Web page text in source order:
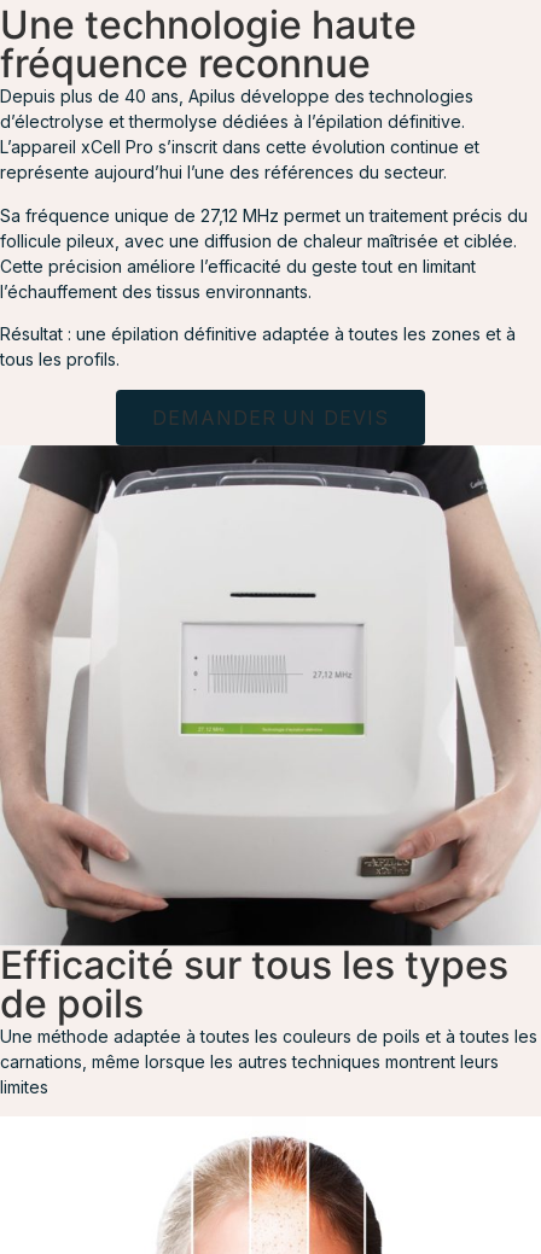
Une technologie haute
fréquence reconnue
Depuis plus de 40 ans, Apilus développe des technologies
d’électrolyse et thermolyse dédiées à l’épilation définitive.
L’appareil xCell Pro s’inscrit dans cette évolution continue et
représente aujourd’hui l’une des références du secteur.
Sa fréquence unique de 27,12 MHz permet un traitement précis du
follicule pileux, avec une diffusion de chaleur maîtrisée et ciblée.
Cette précision améliore l’efficacité du geste tout en limitant
l’échauffement des tissus environnants.
Résultat : une épilation définitive adaptée à toutes les zones et à
tous les profils.
DEMANDER UN DEVIS
Efficacité sur tous les types
de poils
Une méthode adaptée à toutes les couleurs de poils et à toutes les
carnations, même lorsque les autres techniques montrent leurs
limites